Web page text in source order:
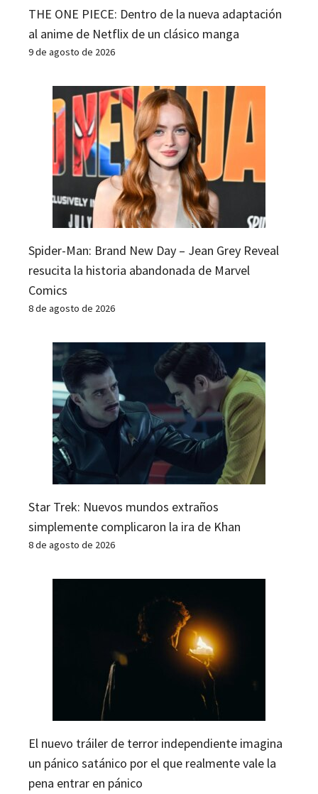
THE ONE PIECE: Dentro de la nueva adaptación
al anime de Netflix de un clásico manga
9 de agosto de 2026
Spider-Man: Brand New Day – Jean Grey Reveal
resucita la historia abandonada de Marvel
Comics
8 de agosto de 2026
Star Trek: Nuevos mundos extraños
simplemente complicaron la ira de Khan
8 de agosto de 2026
El nuevo tráiler de terror independiente imagina
un pánico satánico por el que realmente vale la
pena entrar en pánico